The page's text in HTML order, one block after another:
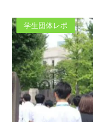
学生団体レポ